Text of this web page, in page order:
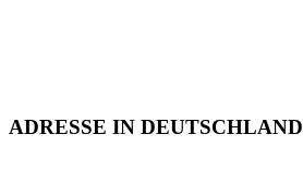
ADRESSE IN DEUTSCHLAND